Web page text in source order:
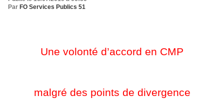
Par FO Services Publics 51
Une volonté d’accord en CMP
malgré des points de divergence